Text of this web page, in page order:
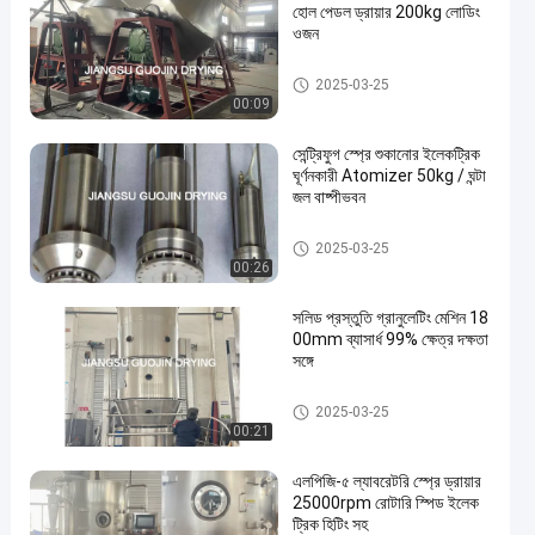
00:09
হোল পেডল ড্রায়ার 200kg লোডিং
ওজন
ভ্যাকুয়াম শুকানোর মেশিন
2025-03-25
00:26
সেন্ট্রিফুগ স্প্রে শুকানোর ইলেকট্রিক
ঘূর্ণনকারী Atomizer 50kg / ঘন্টা
জল বাষ্পীভবন
শুকনো মেশিন স্প্রে
2025-03-25
00:21
সলিড প্রস্তুতি গ্রানুলেটিং মেশিন 18
00mm ব্যাসার্ধ 99% ক্ষেত্র দক্ষতা
সঙ্গে
দান সরঞ্জাম2025-03-25
এলপিজি-৫ ল্যাবরেটরি স্প্রে ড্রায়ার
25000rpm রোটারি স্পিড ইলেক
ট্রিক হিটিং সহ